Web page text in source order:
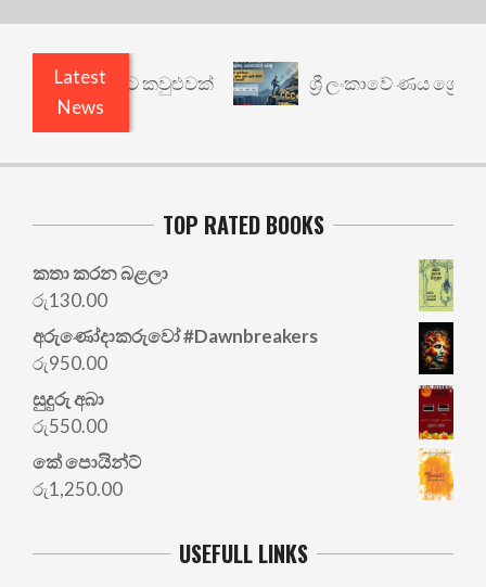
Latest
News
යථාර්ථයකට කවුළුවක් ශ්‍රී ලංකාවේ ණය ශ්‍රේණිගත
TOP RATED BOOKS
කතා කරන බළලා
රු130.00
අරු‍ණෝදාකරුවෝ #Dawnbreakers
රු950.00
සුදුරු අබා
රු550.00
කේ පොයින්ට්
රු1,250.00
USEFULL LINKS